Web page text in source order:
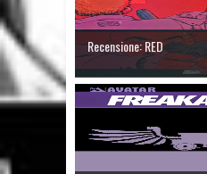
Recensione: RED